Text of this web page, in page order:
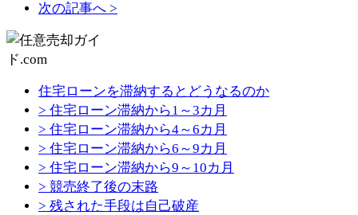
次の記事へ >
住宅ローンを滞納するとどうなるのか
> 住宅ローン滞納から1～3カ月
> 住宅ローン滞納から4～6カ月
> 住宅ローン滞納から6～9カ月
> 住宅ローン滞納から9～10カ月
> 競売終了後の末路
> 残された手段は自己破産